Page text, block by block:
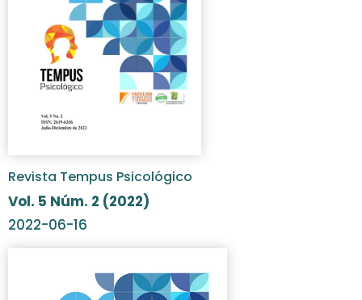
Revista Tempus Psicológico
Vol. 5 Núm. 2 (2022)
2022-06-16